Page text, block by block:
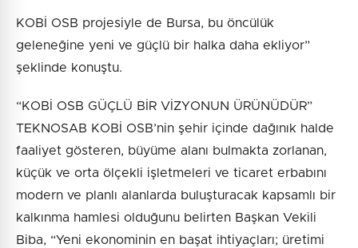
KOBİ OSB projesiyle de Bursa, bu öncülük
geleneğine yeni ve güçlü bir halka daha ekliyor”
şeklinde konuştu.
“KOBİ OSB GÜÇLÜ BİR VİZYONUN ÜRÜNÜDÜR”
TEKNOSAB KOBİ OSB’nin şehir içinde dağınık halde
faaliyet gösteren, büyüme alanı bulmakta zorlanan,
küçük ve orta ölçekli işletmeleri ve ticaret erbabını
modern ve planlı alanlarda buluşturacak kapsamlı bir
kalkınma hamlesi olduğunu belirten Başkan Vekili
Biba, “Yeni ekonominin en başat ihtiyaçları; üretimi